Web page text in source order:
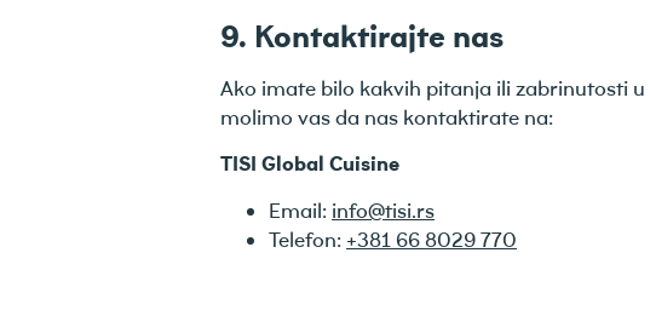
9. Kontaktirajte nas
Ako imate bilo kakvih pitanja ili zabrinutosti
molimo vas da nas kontaktirate na:
TISI Global Cuisine
Email: info@tisi.rs
Telefon: +381 66 8029 770